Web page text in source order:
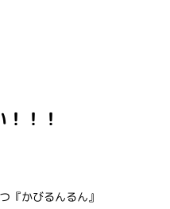
！！
『かびるんるん』